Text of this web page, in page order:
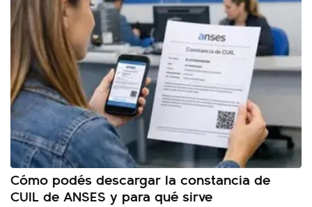
Cómo podés descargar la constancia de
CUIL de ANSES y para qué sirve